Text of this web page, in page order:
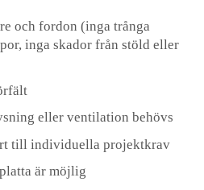
och fordon (inga trånga
inga skador från stöld eller
eller ventilation behövs
till individuella projektkrav
är möjlig